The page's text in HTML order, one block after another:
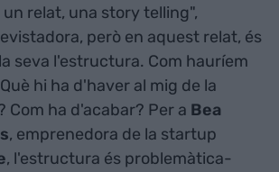
relat, una story telling",
però en aquest relat, és
seva l'estructura. Com hauríem
hi ha d'haver al mig de la
Com ha d'acabar? Per a Bea
, emprenedora de la startup
, l'estructura és problemàtica-